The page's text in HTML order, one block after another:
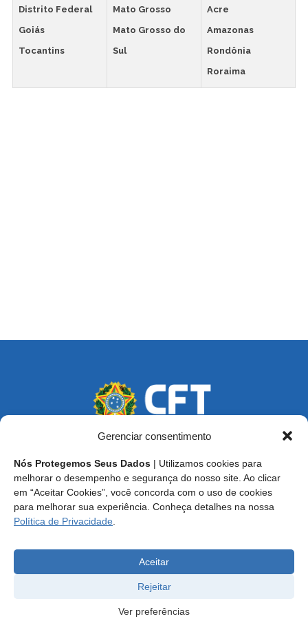
Gerenciar consentimento
Nós Protegemos Seus Dados | Utilizamos cookies para
melhorar o desempenho e segurança do nosso site. Ao clicar
em “Aceitar Cookies”, você concorda com o uso de cookies
para melhorar sua experiência. Conheça detalhes na nossa
Política de Privacidade
Aceitar
Rejeitar
Ver preferências
Distrito Federal
Goiás
Tocantins
Mato Grosso
Mato Grosso do
Sul
Acre
Amazonas
Rondônia
Roraima
Endereço: SCS, Quadra 02, Bloco D, Ed. Oscar Niemeyer,
9º Andar CEP 70.316-900 - Brasília/DF
Central de Atendimento ao Técnico:0800 016-1515